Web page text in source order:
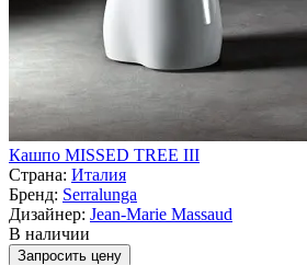
Кашпо MISSED TREE III
Страна: Италия
Бренд: Serralunga
Дизайнер: Jean-Marie Massaud
В наличии
Запросить цену